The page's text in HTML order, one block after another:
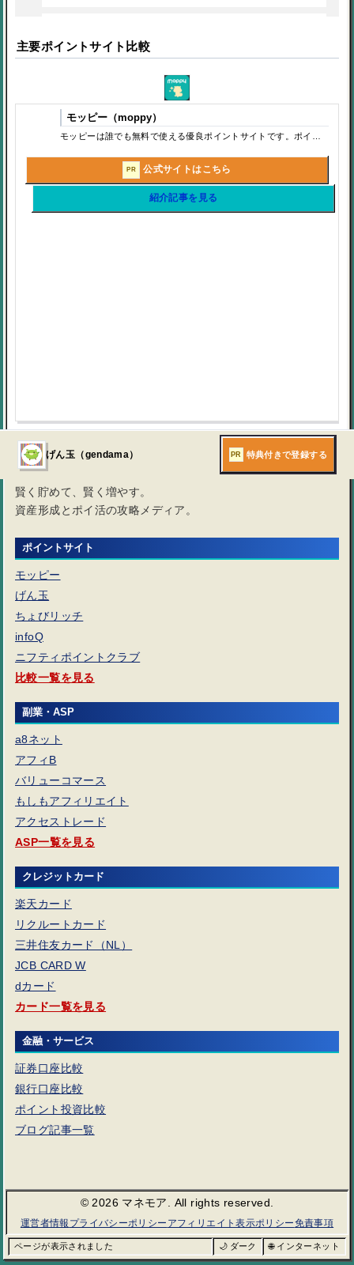
げん玉（gendama） PR 特典付きで登録する
ポイントサイトの稼ぎ方｜初心者でも失敗しない効率的なお小遣い
ポイントサイトは稼ぐよりは貯める、節約するツール
ポイントサイトは楽天での購入で便利
主要ポイントサイト比較
モッピー（moppy）
PR 公式サイトはこちら
紹介記事を見る
マネモア
賢く貯めて、賢く増やす。
資産形成とポイ活の攻略メディア。
ポイントサイト
モッピー
げん玉
ちょびリッチ
infoQ
ニフティポイントクラブ
比較一覧を見る
副業・ASP
a8ネット
アフィB
バリューコマース
もしもアフィリエイト
アクセストレード
ASP一覧を見る
クレジットカード
楽天カード
リクルートカード
三井住友カード（NL）
JCB CARD W
dカード
カード一覧を見る
金融・サービス
証券口座比較
銀行口座比較
ポイント投資比較
ブログ記事一覧
© 2026 マネモア. All rights reserved.
運営者情報 プライバシーポリシー アフィリエイト表示ポリシー免責事項
ページが表示されました 🌙 ダーク 🌐 インターネット